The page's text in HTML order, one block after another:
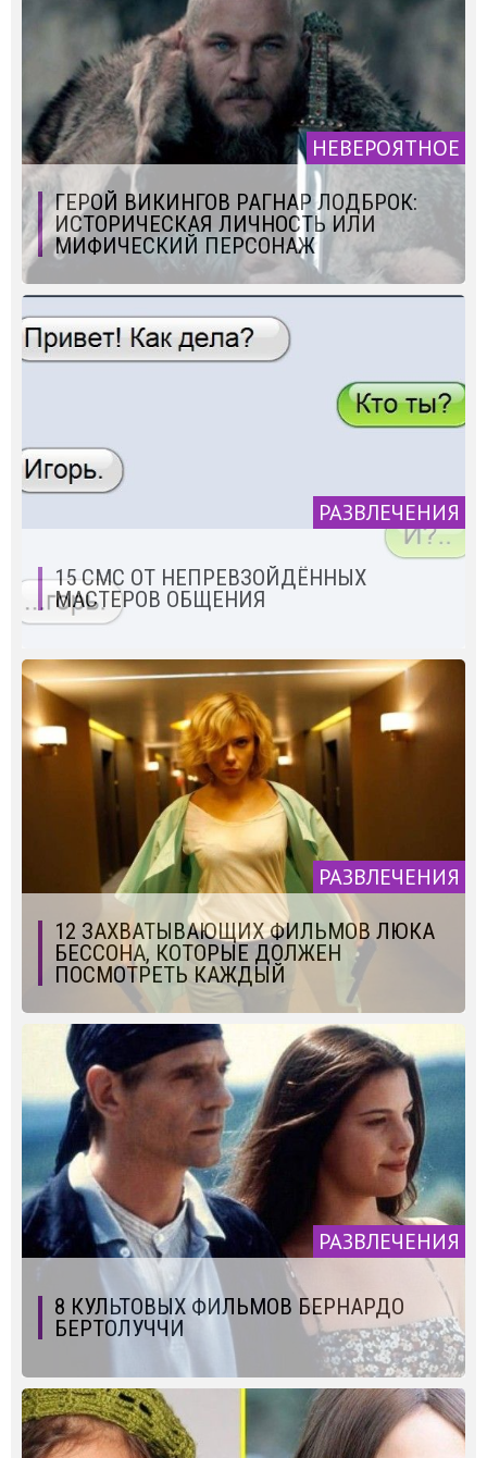
НЕВЕРОЯТНОЕ
ГЕРОЙ ВИКИНГОВ РАГНАР ЛОДБРОК:
ИСТОРИЧЕСКАЯ ЛИЧНОСТЬ ИЛИ
МИФИЧЕСКИЙ ПЕРСОНАЖ
РАЗВЛЕЧЕНИЯ
15 СМС ОТ НЕПРЕВЗОЙДЁННЫХ
МАСТЕРОВ ОБЩЕНИЯ
РАЗВЛЕЧЕНИЯ
12 ЗАХВАТЫВАЮЩИХ ФИЛЬМОВ ЛЮКА
БЕССОНА, КОТОРЫЕ ДОЛЖЕН
ПОСМОТРЕТЬ КАЖДЫЙ
РАЗВЛЕЧЕНИЯ
8 КУЛЬТОВЫХ ФИЛЬМОВ БЕРНАРДО
БЕРТОЛУЧЧИ